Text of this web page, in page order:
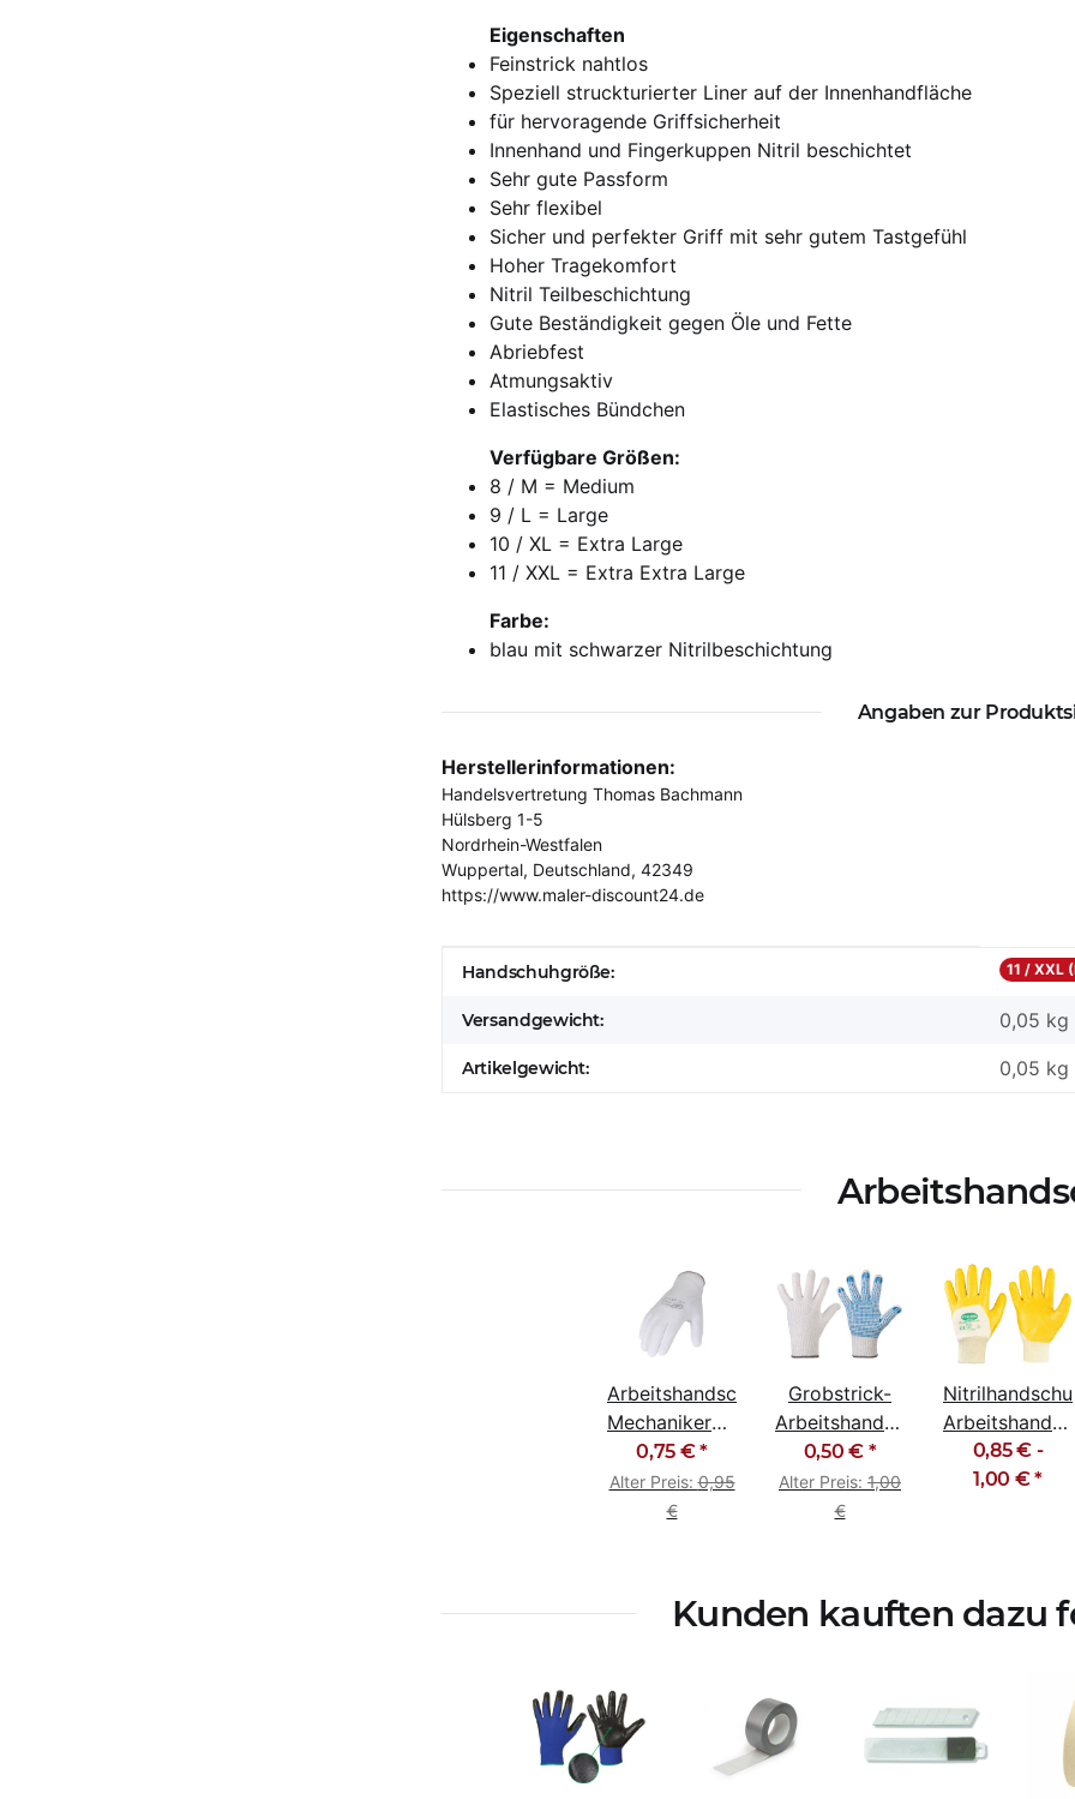
Eigenschaften
Feinstrick nahtlos
Speziell struckturierter Liner auf der Innenhandfläche
für hervoragende Griffsicherheit
Innenhand und Fingerkuppen Nitril beschichtet
Sehr gute Passform
Sehr flexibel
Sicher und perfekter Griff mit sehr gutem Tastgefühl
Hoher Tragekomfort
Nitril Teilbeschichtung
Gute Beständigkeit gegen Öle und Fette
Abriebfest
Atmungsaktiv
Elastisches Bündchen
Verfügbare Größen:
8 / M = Medium
9 / L = Large
10 / XL = Extra Large
11 / XXL = Extra Extra Large
Farbe:
blau mit schwarzer Nitrilbeschichtung
Angaben zur
Herstellerinformationen:
Handelsvertretung Thomas Bachmann
Hülsberg 1-5
Nordrhein-Westfalen
Wuppertal, Deutschland, 42349
https://www.maler-discount24.de
Produkteigenschaft
Wert
Handschuhgröße: 11 / XXL
Versandgewicht: 0,05 kg
Artikelgewicht: 0,05 kg
Arbeitshandschuhe
Mechanikerhandschuhe
PU weiß
0,75 €*
Alter Preis:0,95
€
Grobstrick-
Arbeitshandschuhe
einseitig PVC
genoppt
0,50 € *
Alter Preis: 1,00
€
gelb
0,85 € -
1,00 €*
Kunden kauften dazu